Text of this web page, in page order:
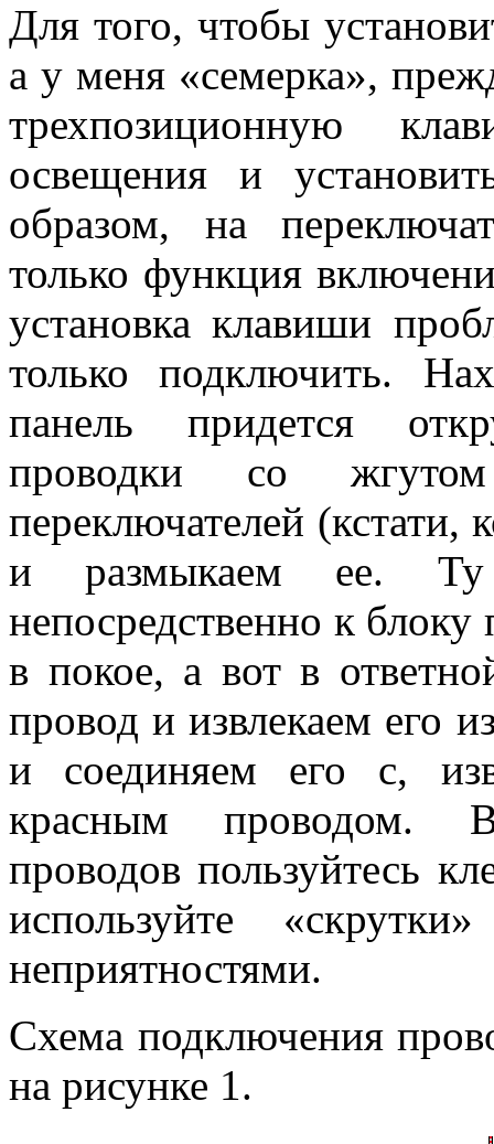
Для того, чтобы
а у меня «семерка»,
трехпозиционную
освещения и
образом, на
только функция
установка клавиши
только подключить.
панель придется
проводки со
переключателей (кстати,
и размыкаем ее. Ту
непосредственно к блоку
в покое, а вот в
провод и извлекаем его
и соединяем его с,
красным проводом.
проводов пользуйтесь
используйте
неприятностями.
Схема подключения
на рисунке 1.